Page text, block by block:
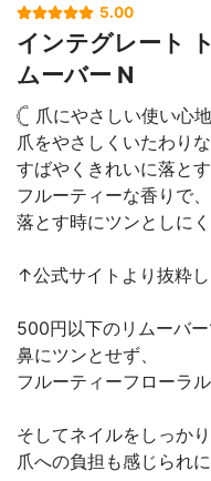
5.00
インテグレート
ムーバー N
𓊆 爪にやさしい使い心
爪をやさしくいたわり
すばやくきれいに落とす
フルーティーな香りで、
落とす時にツンとしにく
↑公式サイトより抜粋し
500円以下のリムーバ
鼻にツンとせず、
フルーティーフローラ
そしてネイルをしっか
爪への負担も感じられ